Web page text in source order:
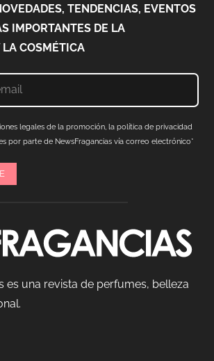
TENDENCIAS, EVENTOS
IMPORTANTES DE LA
LA COSMÉTICA
legales de la promoción, la política de privacidad
por parte de NewsFragancias vía correo electrónico*
es una revista de perfumes, belleza